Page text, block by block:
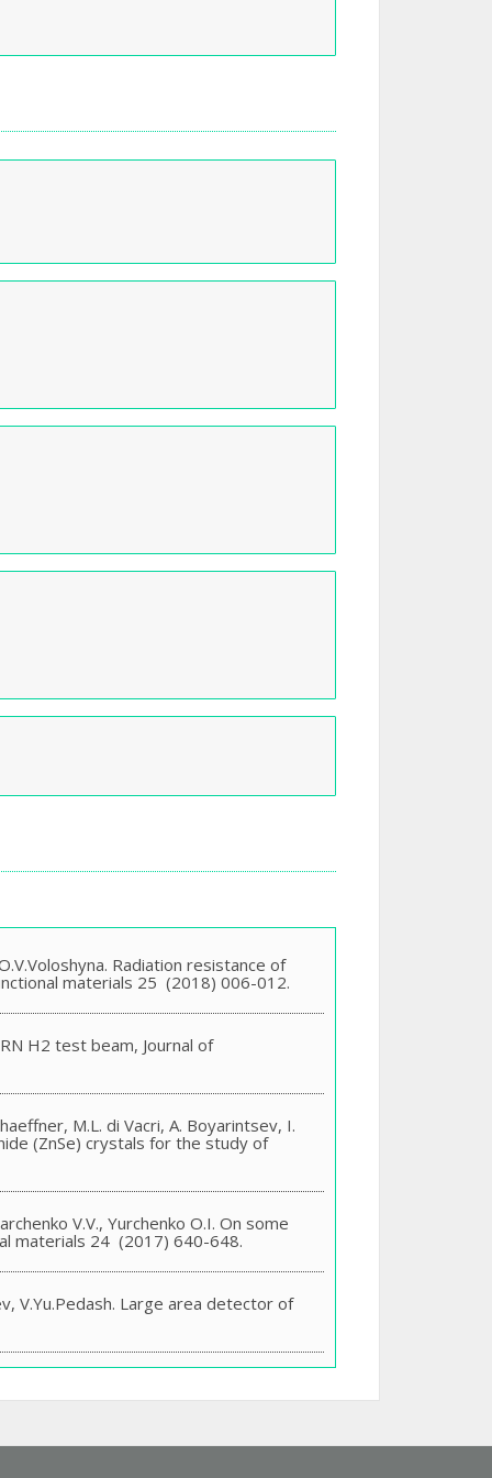
Radiation resistance of
materials 25 (2018) 006-012.
H2 test beam, Journal of
M.L. di Vacri, A. Boyarintsev, I.
(ZnSe) crystals for the study of
V.V., Yurchenko O.I. On some
materials 24 (2017) 640-648.
V.Yu.Pedash. Large area detector of